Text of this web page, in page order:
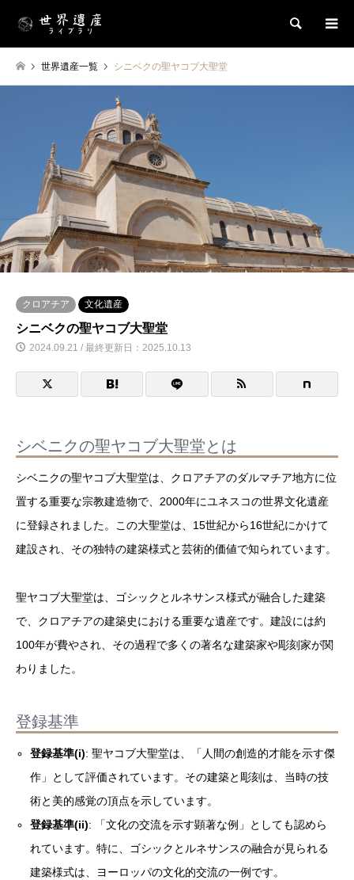
検索
世界遺産一覧 シニベクの聖ヤコブ大聖堂
クロアチア 文化遺産
シニベクの聖ヤコブ大聖堂
2024.09.21 / 最終更新日：2025.10.13
シベニクの聖ヤコブ大聖堂とは
シベニクの聖ヤコブ大聖堂は、クロアチアのダルマチア地方に位
置する重要な宗教建造物で、2000年にユネスコの世界文化遺産
に登録されました。この大聖堂は、15世紀から16世紀にかけて
建設され、その独特の建築様式と芸術的価値で知られています。
聖ヤコブ大聖堂は、ゴシックとルネサンス様式が融合した建築
で、クロアチアの建築史における重要な遺産です。建設には約
100年が費やされ、その過程で多くの著名な建築家や彫刻家が関
わりました。
登録基準
登録基準(i): 聖ヤコブ大聖堂は、「人間の創造的才能を示す傑
作」として評価されています。その建築と彫刻は、当時の技
術と美的感覚の頂点を示しています。
登録基準(ii): 「文化の交流を示す顕著な例」としても認めら
れています。特に、ゴシックとルネサンスの融合が見られる
建築様式は、ヨーロッパの文化的交流の一例です。